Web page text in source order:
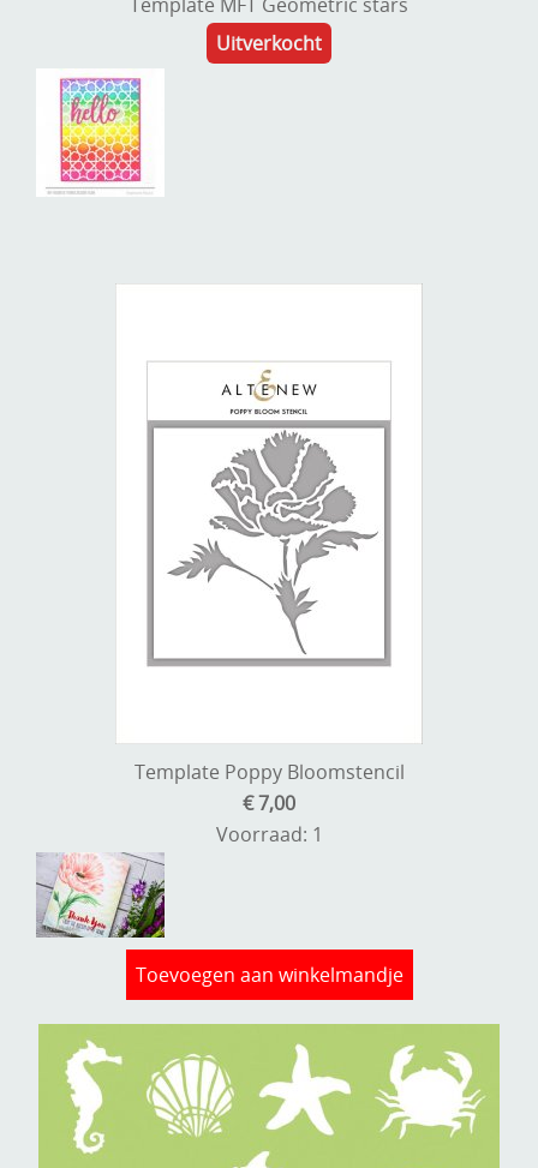
Template MFT Geometric stars
Uitverkocht
Template Poppy Bloomstencil
€ 7,00
Voorraad: 1
Toevoegen aan winkelmandje